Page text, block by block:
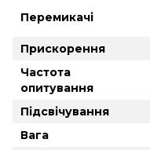
Перемикачі
Прискорення
Частота
опитування
Підсвічування
Вага